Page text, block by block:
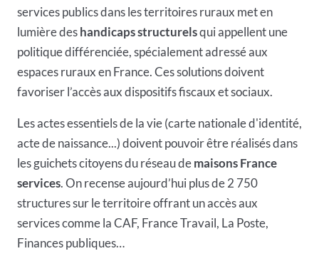
services publics dans les territoires ruraux met en
lumière deshandicaps structurelsqui appellent une
politique différenciée, spécialement adressé aux
espaces ruraux en France. Ces solutions doivent
favoriser l’accès aux dispositifs fiscaux et sociaux.
Les actes essentiels de la vie (carte nationale d'identité,
acte de naissance...) doivent pouvoir être réalisés dans
les guichets citoyens du réseau demaisons France
services. On recense aujourd’hui plus de 2 750
structures sur le territoire offrant un accès aux
services comme la CAF, France Travail, La Poste,
Finances publiques…